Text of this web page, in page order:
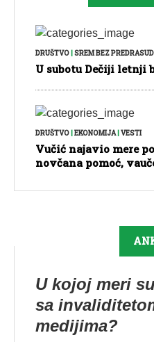
DRUŠTVO|SREM BEZ
U subotu Dečiji letnji
DRUŠTVO|EKONOMIJA|VESTI
Vučić najavio mere
novčana pomoć,
U kojoj meri
sa
medijima?